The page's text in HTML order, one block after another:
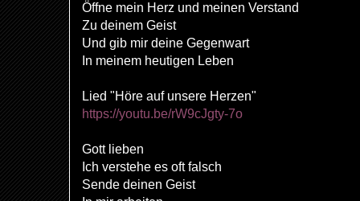
Öffne mein Herz und meinen Verstand
Zu deinem Geist
Und gib mir deine Gegenwart
In meinem heutigen Leben
Lied "Höre auf unsere Herzen"
https://youtu.be/rW9cJgty-7o
Gott lieben
Ich verstehe es oft falsch
Sende deinen Geist